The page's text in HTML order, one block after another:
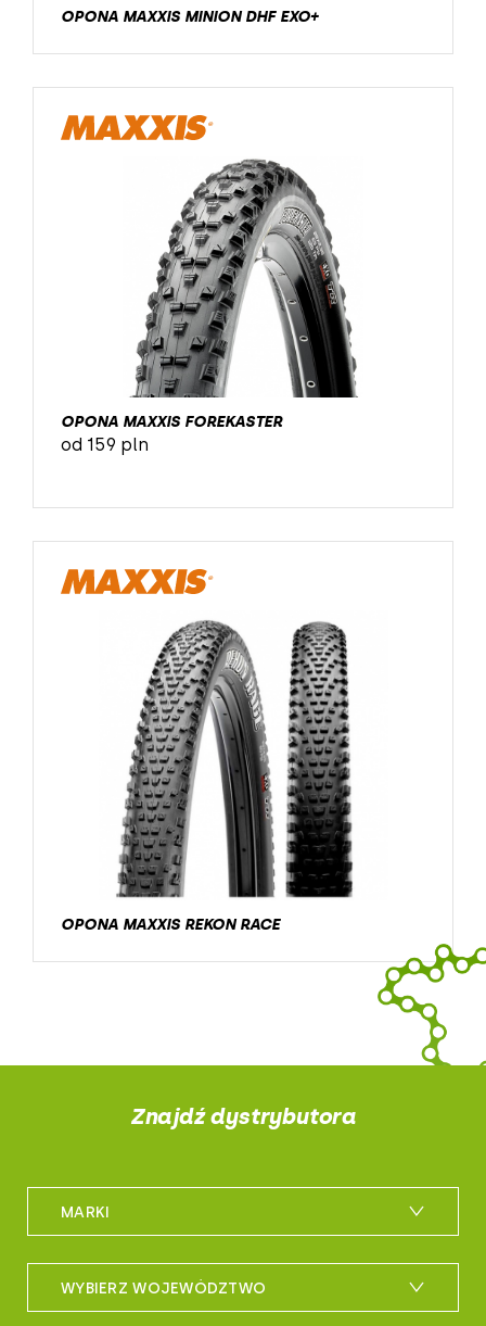
OPONA MAXXIS MINION DHF EXO+
OPONA MAXXIS FOREKASTER
od 159 pln
OPONA MAXXIS REKON RACE
Znajdź dystrybutora
MARKI
m_bike
maxxis
WYBIERZ WOJEWÓDZTWO